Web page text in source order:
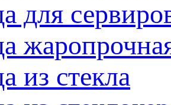
для
из стекла